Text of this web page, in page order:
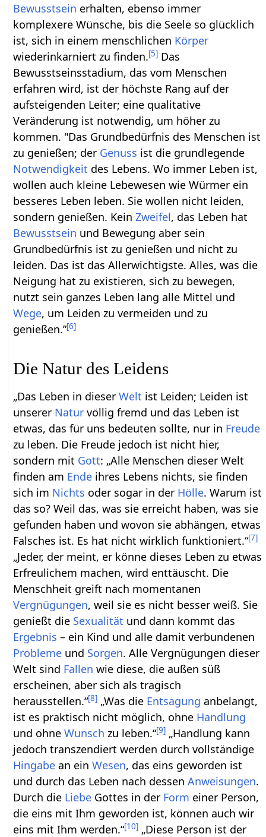
Bewusstsein erhalten, ebenso immer
komplexere Wünsche, bis die Seele so glücklich
ist, sich in einem menschlichen Körper
wiederinkarniert zu finden.[5] Das
Bewusstseinsstadium, das vom Menschen
erfahren wird, ist der höchste Rang auf der
aufsteigenden Leiter; eine qualitative
Veränderung ist notwendig, um höher zu
kommen. "Das Grundbedürfnis des Menschen ist
zu genießen; der Genuss ist die grundlegende
Notwendigkeit des Lebens. Wo immer Leben ist,
wollen auch kleine Lebewesen wie Würmer ein
besseres Leben leben. Sie wollen nicht leiden,
sondern genießen. KeinZweifel, das Leben hat
Bewusstsein und Bewegung aber sein
Grundbedürfnis ist zu genießen und nicht zu
leiden. Das ist das Allerwichtigste. Alles, was die
Neigung hat zu existieren, sich zu bewegen,
nutzt sein ganzes Leben lang alle Mittel und
Wege, um Leiden zu vermeiden und zu
genießen.”[6]
Die Natur des Leidens
„Das Leben in dieserWelt ist Leiden; Leiden ist
unserer Natur völlig fremd und das Leben ist
etwas, das für uns bedeuten sollte, nur in Freude
zu leben. Die Freude jedoch ist nicht hier,
sondern mit Gott: „Alle Menschen dieser Welt
finden am Ende ihres Lebens nichts, sie finden
sich im Nichts oder sogar in der Hölle. Warum ist
das so? Weil das, was sie erreicht haben, was sie
gefunden haben und wovon sie abhängen, etwas
Falsches ist. Es hat nicht wirklich funktioniert.“[7]
„Jeder, der meint, er könne dieses Leben zu etwas
Erfreulichem machen, wird enttäuscht. Die
Menschheit greift nach momentanen
Vergnügungen, weil sie es nicht besser weiß. Sie
genießt die Sexualität und dann kommt das
Ergebnis – ein Kind und alle damit verbundenen
Probleme und Sorgen. Alle Vergnügungen dieser
Welt sind Fallen wie diese, die außen süß
erscheinen, aber sich als tragisch
herausstellen.“[8] „Was die Entsagung anbelangt,
ist es praktisch nicht möglich, ohne Handlung
und ohneWunsch zu leben.“[9] „Handlung kann
jedoch transzendiert werden durch vollständige
Hingabe an einWesen, das eins geworden ist
und durch das Leben nach dessenAnweisungen.
Durch die Liebe Gottes in der Form einer Person,
die eins mit Ihm geworden ist, können auch wir
eins mit Ihm werden.“[10] „Diese Person ist der